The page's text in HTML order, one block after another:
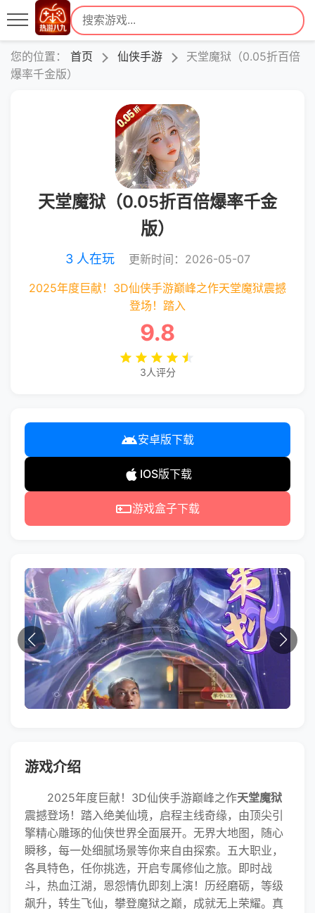
您的位置： 首页 仙侠手游
天堂魔狱（0.05折百倍
爆率千金版）
天堂魔狱（0.05折百倍爆率千金
版）
3 人在玩 更新时间：2026-05-07
2025年度巨献！3D仙侠手游巅峰之作天堂魔狱震撼
登场！踏入
9.8
3人评分
安卓版下载
IOS版下载
游戏盒子下载
游戏介绍
2025年度巨献！3D仙侠手游巅峰之作天堂魔狱
震撼登场！踏入绝美仙境，启程主线奇缘，由顶尖引
擎精心雕琢的仙侠世界全面展开。无界大地图，随心
瞬移，每一处细腻场景等你来自由探索。五大职业，
各具特色，任你挑选，开启专属修仙之旅。即时战
斗，热血江湖，恩怨情仇即刻上演！历经磨砺，等级
飙升，转生飞仙，攀登魔狱之巅，成就无上荣耀。真